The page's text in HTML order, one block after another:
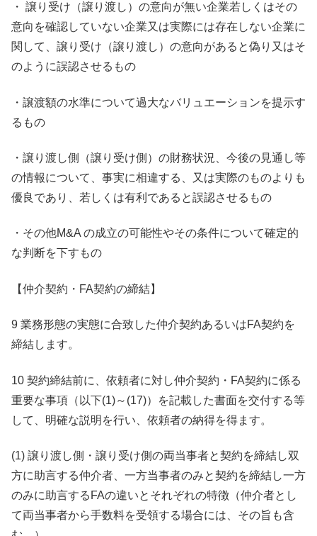
・ 譲り受け（譲り渡し）の意向が無い企業若しくはその
意向を確認していない企業又は実際には存在しない企業に
関して、譲り受け（譲り渡し）の意向があると偽り又はそ
のように誤認させるもの
・譲渡額の水準について過大なバリュエーションを提示す
るもの
・譲り渡し側（譲り受け側）の財務状況、今後の見通し等
の情報について、事実に相違する、又は実際のものよりも
優良であり、若しくは有利であると誤認させるもの
・その他M&A の成立の可能性やその条件について確定的
な判断を下すもの
【仲介契約・FA契約の締結】
9 業務形態の実態に合致した仲介契約あるいはFA契約を
締結します。
10 契約締結前に、依頼者に対し仲介契約・FA契約に係る
重要な事項（以下(1)～(17)）を記載した書面を交付する等
して、明確な説明を行い、依頼者の納得を得ます。
(1) 譲り渡し側・譲り受け側の両当事者と契約を締結し双
方に助言する仲介者、一方当事者のみと契約を締結し一方
のみに助言するFAの違いとそれぞれの特徴（仲介者とし
て両当事者から手数料を受領する場合には、その旨も含